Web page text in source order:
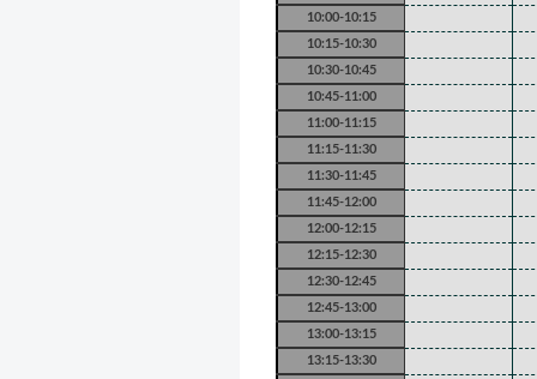
10:00-10:15
10:15-10:30
10:30-10:45
10:45-11:00
11:00-11:15
11:15-11:30
11:30-11:45
11:45-12:00
12:00-12:15
12:15-12:30
12:30-12:45
12:45-13:00
13:00-13:15
13:15-13:30